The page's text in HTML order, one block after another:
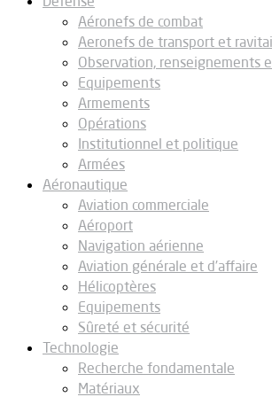
Aéronefs de combat
Aeronefs de transport et
Observation, renseignements
Equipements
Armements
Opérations
Institutionnel et politique
Armées
Aéronautique
Aviation commerciale
Aéroport
Navigation aérienne
Aviation générale et d’affaire
Hélicoptères
Equipements
Sûreté et sécurité
Technologie
Recherche fondamentale
Matériaux